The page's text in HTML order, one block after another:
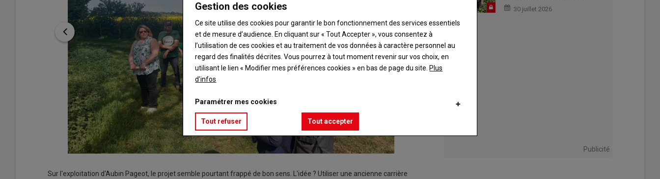
Sur l'exploitation d'Aubin Pageot, le projet semble pourtant frappé de bon sens. L'idée ? Utiliser une ancienne carrière
jaunisse
30 juillet 2026
Publicité
Gestion des cookies
Ce site utilise des cookies pour garantir le bon fonctionnement des services essentiels
et de mesure d’audience. En cliquant sur « Tout Accepter », vous consentez à
l’utilisation de ces cookies et au traitement de vos données à caractère personnel au
regard des finalités décrites. Vous pourrez à tout moment revenir sur vos choix, en
utilisant le lien « Modifier mes préférences cookies » en bas de page du site.Plus
d'infos
Paramétrer mes cookies
Tout refuser Tout accepter